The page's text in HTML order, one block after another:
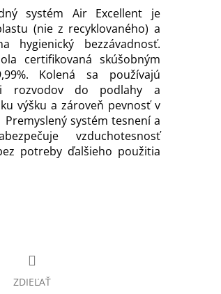
systém Air Excellent je
(nie z recyklovaného) a
hygienický bezzávadnosť.
certifikovaná skúšobným
Kolená sa používajú
rozvodov do podlahy a
výšku a zároveň pevnosť v
systém tesnení a
vzduchotesnosť
potreby ďalšieho použitia
ZDIEĽAŤ